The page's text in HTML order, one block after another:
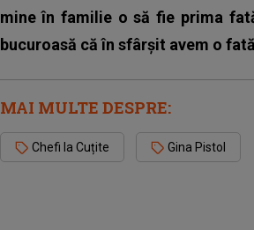
mine în familie o să fie prima
bucuroasă că în sfârșit avem o
MAI MULTE DESPRE:
Chefi la Cuțite Gina Pistol